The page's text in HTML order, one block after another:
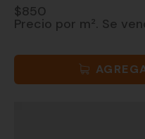
$850
Precio por m². Se